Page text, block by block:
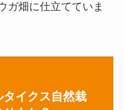
ガ畑に仕立てていま
イクス自然栽